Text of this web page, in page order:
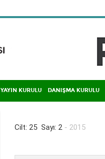
YAYIN KURULU DANIŞMA KURULU
Cilt: 25 Sayı: 2- 2015